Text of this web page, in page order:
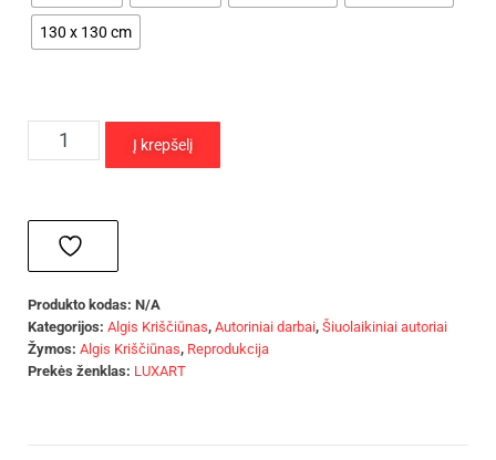
130 x 130 cm
Į krepšelį
Produkto kodas: N/A
Kategorijos: Algis Kriščiūnas, Autoriniai darbai, Šiuolaikiniai autoriai
Žymos: Algis Kriščiūnas, Reprodukcija
Prekės ženklas: LUXART